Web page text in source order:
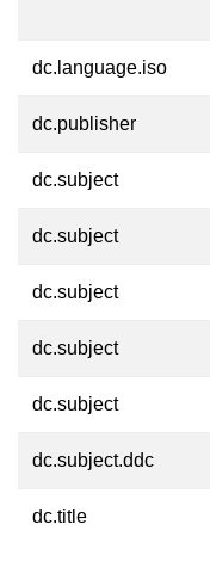
dc.language.iso
dc.publisher
dc.subject
dc.subject
dc.subject
dc.subject
dc.subject
dc.subject.ddc
dc.title